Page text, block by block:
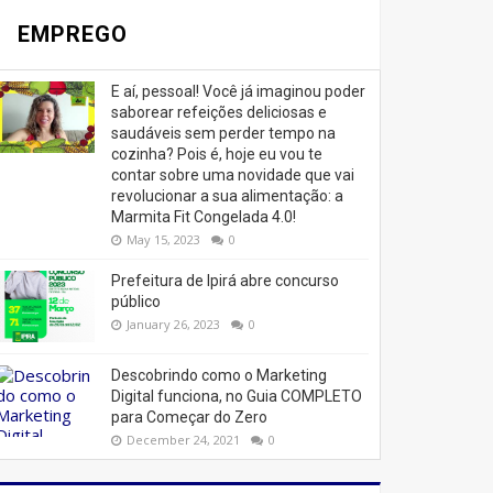
EMPREGO
E aí, pessoal! Você já imaginou poder
saborear refeições deliciosas e
saudáveis ​​sem perder tempo na
cozinha? Pois é, hoje eu vou te
contar sobre uma novidade que vai
revolucionar a sua alimentação: a
Marmita Fit Congelada 4.0!
May 15, 2023 0
Prefeitura de Ipirá abre concurso
público
January 26, 2023 0
Descobrindo como o Marketing
Digital funciona, no Guia COMPLETO
para Começar do Zero
December 24, 2021 0